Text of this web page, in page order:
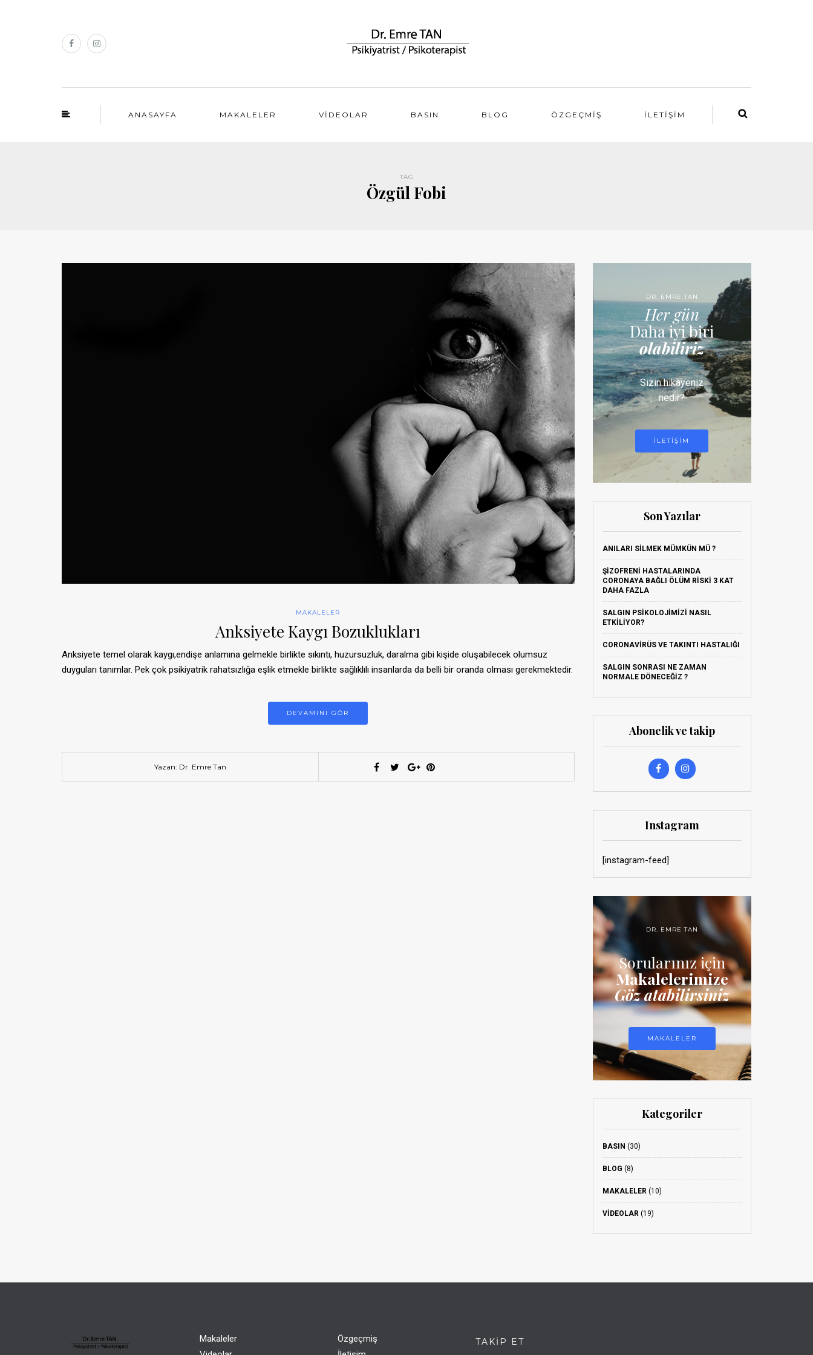
ANASAYFA MAKALELER VIDEOLAR BASIN BLOG ÖZGEÇMIŞ İLETIŞIM
TAG
Özgül Fobi
MAKALELER
Anksiyete Kaygı Bozuklukları
Anksiyete temel olarak kaygı,endişe anlamına gelmekle birlikte sıkıntı, huzursuzluk, daralma gibi kişide oluşabilecek olumsuz
duyguları tanımlar. Pek çok psikiyatrik rahatsızlığa eşlik etmekle birlikte sağlıklılı insanlarda da belli bir oranda olması gerekmektedir.
DEVAMINI GÖR
Yazan: Dr. Emre Tan
DR. EMRE TAN
Her gün
Daha iyi biri
olabiliriz
Sizin hikayeniz
nedir?
ILETIŞIM
Son Yazılar
ANILARI SILMEK MÜMKÜN MÜ ?
ŞIZOFRENI HASTALARINDA
CORONAYA BAĞLI ÖLÜM RISKI 3 KAT
DAHA FAZLA
SALGIN PSIKOLOJIMIZI NASIL
ETKILIYOR?
CORONAVIRÜS VE TAKINTI HASTALIĞI
SALGIN SONRASI NE ZAMAN
NORMALE DÖNECEĞIZ ?
Abonelik ve takip
Instagram
[instagram-feed]
DR. EMRE TAN
Sorularınız için
Makalelerimize
Göz atabilirsiniz
MAKALELER
Kategoriler
BASIN (30)
BLOG (8)
MAKALELER(10)
VIDEOLAR(19)
Makaleler
Özgeçmiş
TAKIP ET